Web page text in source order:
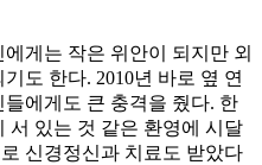
게는 작은 위안이 되지만 외
도 한다. 2010년 바로 옆 연
에게도 큰 충격을 줬다. 한
서 있는 것 같은 환영에 시달
신경정신과 치료도 받았다